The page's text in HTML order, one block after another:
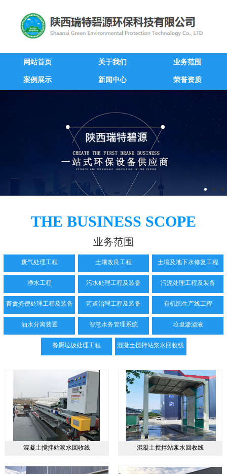
网站首页 关于我们 业务范围
案例展示 新闻中心 荣誉资质
THE BUSINESS SCOPE
业务范围
废气处理工程 土壤改良工程 土壤及地下水修复工程
净水工程 污水处理工程及装备 污泥处理工程及装备
畜禽粪便处理工程及装备 河道治理工程及装备 有机肥生产线工程
油水分离装置 智慧水务管理系统 垃圾渗滤液
餐厨垃圾处理工程 混凝土搅拌站浆水回收线
混凝土搅拌站浆水回收线 混凝土搅拌站浆水回收线